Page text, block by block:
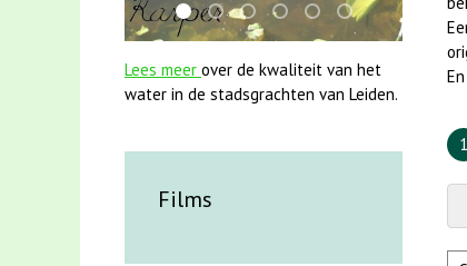
1
smoelenboek fifi en karper nieuwsbrief-
mei2021 1 snoekje elly
mei2021jun2021 zaklv 5 snoekje
karper met
jun2021 28
Lees meer over de kwaliteit van het
water in de stadsgrachten van Leiden.
Films